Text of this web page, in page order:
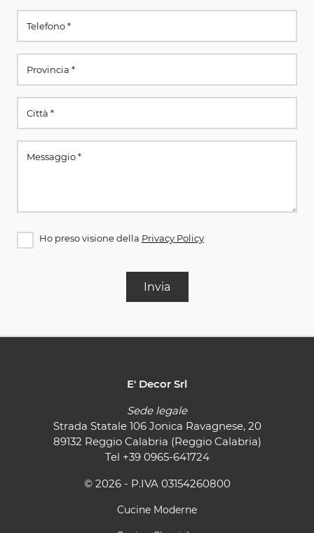
Ho preso visione della Privacy Policy
Invia
E' Decor Srl
Sede legale
Strada Statale 106 Jonica Ravagnese, 20
89132 Reggio Calabria (Reggio Calabria)
Tel +39 0965-641724
© 2026 - P.IVA 03154260800
Cucine Moderne